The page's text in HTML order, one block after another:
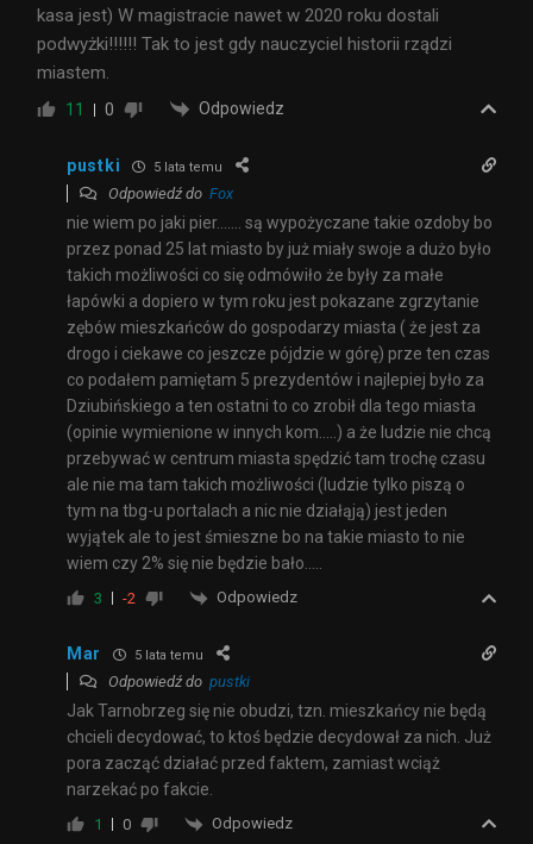
kasa jest) W magistracie nawet w 2020 roku dostali
podwyżki!!!!!! Tak to jest gdy nauczyciel historii rządzi
miastem.
11 0 Odpowiedz
pustki 5 lata temu
Odpowiedź do Fox
nie wiem po jaki pier……. są wypożyczane takie ozdoby bo
przez ponad 25 lat miasto by już miały swoje a dużo było
takich możliwości co się odmówiło że były za małe
łapówki a dopiero w tym roku jest pokazane zgrzytanie
zębów mieszkańców do gospodarzy miasta ( że jest za
drogo i ciekawe co jeszcze pójdzie w górę) prze ten czas
co podałem pamiętam 5 prezydentów i najlepiej było za
Dziubińskiego a ten ostatni to co zrobił dla tego miasta
(opinie wymienione w innych kom…..) a że ludzie nie chcą
przebywać w centrum miasta spędzić tam trochę czasu
ale nie ma tam takich możliwości (ludzie tylko piszą o
tym na tbg-u portalach a nic nie działąją) jest jeden
wyjątek ale to jest śmieszne bo na takie miasto to nie
wiem czy 2% się nie będzie bało…..
3 -2 Odpowiedz
Mar 5 lata temu
Odpowiedź do pustki
Jak Tarnobrzeg się nie obudzi, tzn. mieszkańcy nie będą
chcieli decydować, to ktoś będzie decydował za nich. Już
pora zacząć działać przed faktem, zamiast wciąż
narzekać po fakcie.
1 0 Odpowiedz